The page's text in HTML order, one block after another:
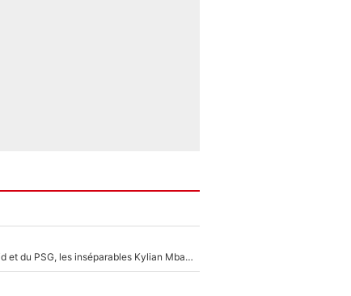
Loin du Real Madrid et du PSG, les inséparables Kylian Mbappé et Achraf Hakimi changent d'équipe le temps d'une journée !